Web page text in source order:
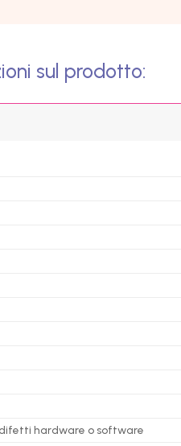
sul prodotto:
hardware o software